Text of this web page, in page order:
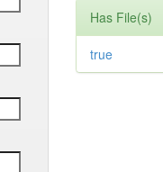
Has File(s)
true